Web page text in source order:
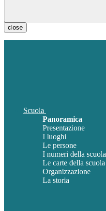
close
Scuola
Panoramica
Presentazione
I luoghi
Le persone
I numeri della scuola
Le carte della scuola
Organizzazione
La storia